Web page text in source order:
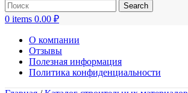
Search
0 items 0.00 ₽
О компании
Отзывы
Полезная информация
Политика конфиденциальности